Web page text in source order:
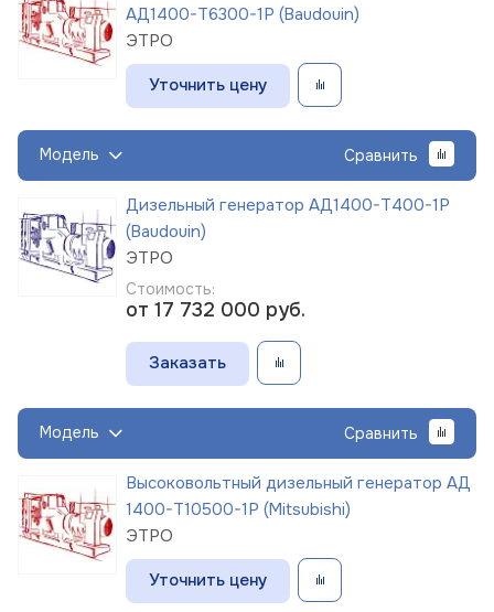
АД1400-Т6300-1Р (Baudouin)
ЭТРО
Уточнить цену
Модель Сравнить
Дизельный генератор АД1400-Т400-1Р
(Baudouin)
ЭТРО
Стоимость:
от 17 732 000 руб.
Заказать
Модель Сравнить
Высоковольтный дизельный генератор АД
1400-Т10500-1Р (Mitsubishi)
ЭТРО
Уточнить цену